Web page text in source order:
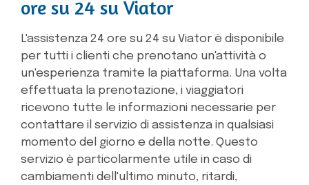
ore su 24 su Viator
L'assistenza 24 ore su 24 su Viator è disponibile
per tutti i clienti che prenotano un'attività o
un'esperienza tramite la piattaforma. Una volta
effettuata la prenotazione, i viaggiatori
ricevono tutte le informazioni necessarie per
contattare il servizio di assistenza in qualsiasi
momento del giorno e della notte. Questo
servizio è particolarmente utile in caso di
cambiamenti dell'ultimo minuto, ritardi,